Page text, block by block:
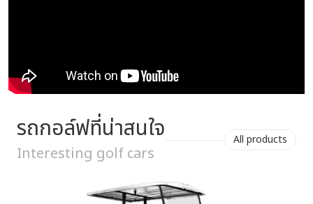
รถกอล์ฟที่น่าสนใจ
Interesting golf cars
All products